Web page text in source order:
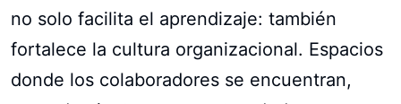
no solo facilita el aprendizaje: también
fortalece la cultura organizacional. Espacios
donde los colaboradores se encuentran,